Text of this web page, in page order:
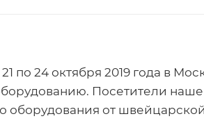
по 24 октября 2019 года в
Посетители
оборудования от